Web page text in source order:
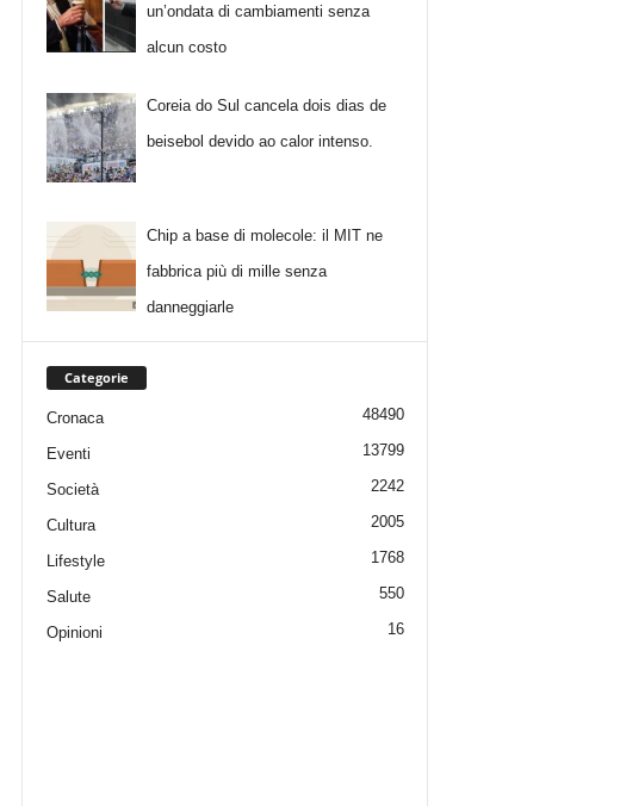
un’ondata di cambiamenti senza
alcun costo
Coreia do Sul cancela dois dias de
beisebol devido ao calor intenso.
Chip a base di molecole: il MIT ne
fabbrica più di mille senza
danneggiarle
Categorie
Cronaca 48490
Eventi 13799
Società 2242
Cultura 2005
Lifestyle 1768
Salute 550
Opinioni 16